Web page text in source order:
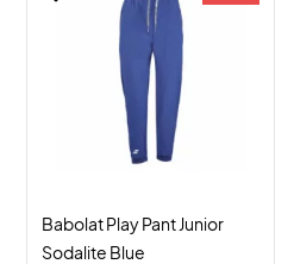
Babolat Play Pant Junior
Sodalite Blue